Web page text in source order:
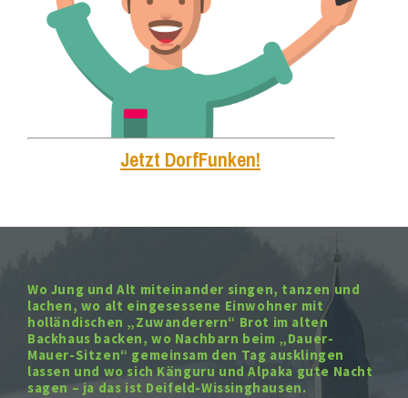
Jetzt DorfFunken!
Wo Jung und Alt miteinander singen, tanzen und
lachen, wo alt eingesessene Einwohner mit
holländischen „Zuwanderern“ Brot im alten
Backhaus backen, wo Nachbarn beim „Dauer-
Mauer-Sitzen“ gemeinsam den Tag ausklingen
lassen und wo sich Känguru und Alpaka gute Nacht
sagen – ja das ist Deifeld-Wissinghausen.